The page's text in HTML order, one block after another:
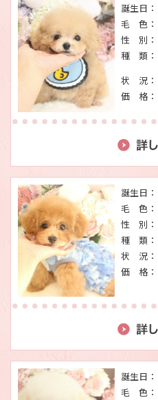
誕生日：
毛 色：
性 別：
種 類：
状 況：
価 格：
誕生日：
毛 色：
性 別：
種 類：
状 況：
価 格：
誕生日：
毛 色：